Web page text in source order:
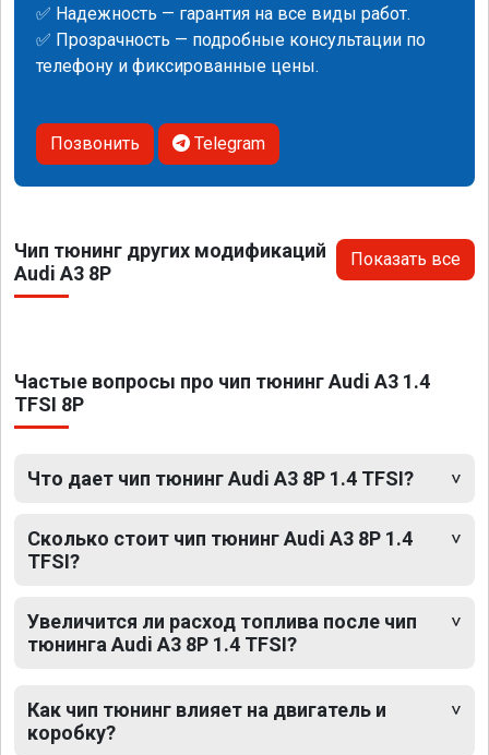
✅ Надежность — гарантия на все виды работ.
✅ Прозрачность — подробные консультации по
телефону и фиксированные цены.
Позвонить Telegram
Чип тюнинг других модификаций
Audi A3 8P
Показать все
Частые вопросы про чип тюнинг Audi A3 1.4
TFSI 8P
Что дает чип тюнинг Audi A3 8P 1.4 TFSI?
Сколько стоит чип тюнинг Audi A3 8P 1.4
TFSI?
Увеличится ли расход топлива после чип
тюнинга Audi A3 8P 1.4 TFSI?
Как чип тюнинг влияет на двигатель и
коробку?